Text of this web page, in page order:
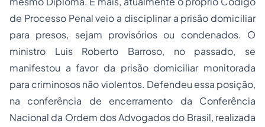
de Processo Penal veio a disciplinar a prisão domiciliar
para presos, sejam provisórios ou condenados. O
ministro Luis Roberto Barroso, no passado, se
manifestou a favor da prisão domiciliar monitorada
para criminosos não violentos. Defendeu essa posição,
na conferência de encerramento da Conferência
Nacional da Ordem dos Advogados do Brasil, realizada